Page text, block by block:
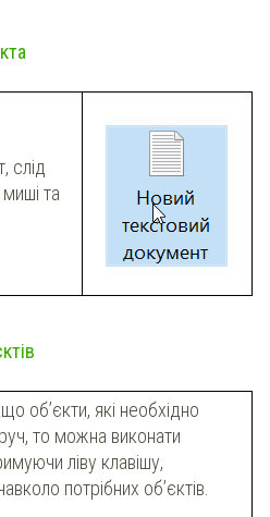
слід
та
об’єкти, які необхідно
то можна виконати
ліву клавішу,
потрібних об’єктів.